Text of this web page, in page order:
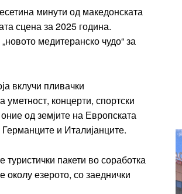
Orci varius natoque dolor
Yearly pricing
минути од македонската
сцена за 2025 година.
медитеранско чудо“ за
вклучи пливачки
концерти, спортски
од земјите на Европската
Германците и Италијанците.
пакети во соработка
езерото, со заеднички